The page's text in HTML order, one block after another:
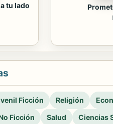
tu lado
Ficción Religión
Ficción
Salud Ciencias